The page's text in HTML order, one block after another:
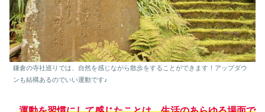
鎌倉の寺社巡りでは、自然を感じながら散歩をすることができます！アップダウ
ンも結構あるのでいい運動です♪